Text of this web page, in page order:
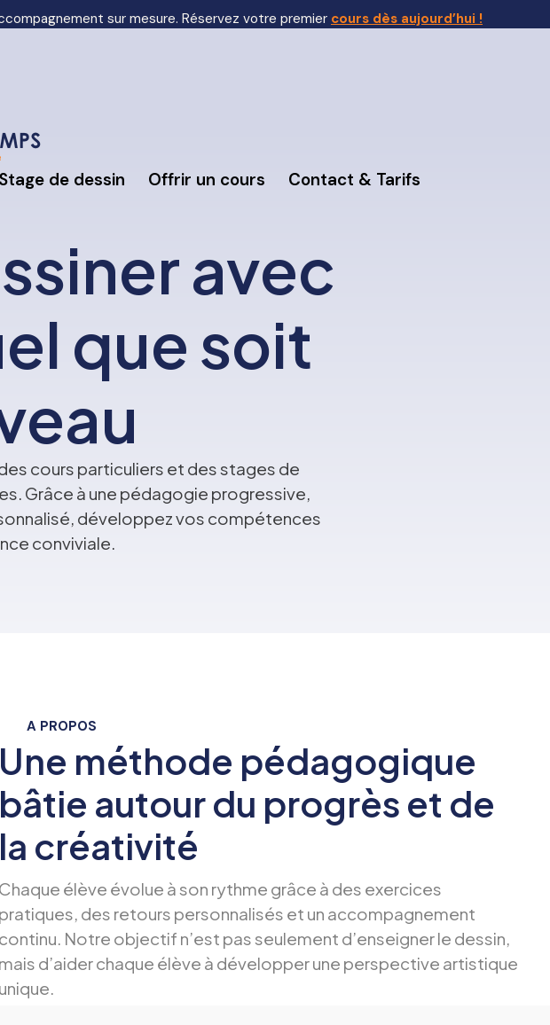
sur mesure. Réservez votre premier cours dès aujourd’hui !
Stage de dessin Offrir un cours Contact & Tarifs
avec
que soit
cours particuliers et des stages de
Grâce à une pédagogie progressive,
développez vos compétences
conviviale.
A PROPOS
Une méthode pédagogique
bâtie autour du progrès et de
la créativité
Chaque élève évolue à son rythme grâce à des exercices
pratiques, des retours personnalisés et un accompagnement
continu. Notre objectif n’est pas seulement d’enseigner le dessin,
mais d’aider chaque élève à développer une perspective artistique
unique.